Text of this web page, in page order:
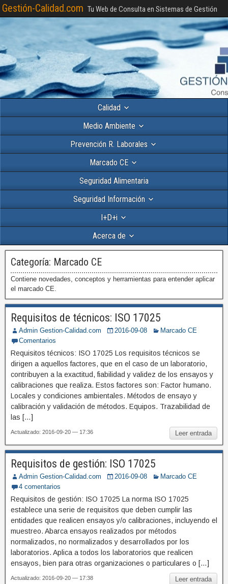
Gestión-Calidad.com Tu Web de Consulta en Sistemas de Gestión
Calidad
Medio Ambiente
Prevención R. Laborales
Marcado CE
Seguridad Alimentaria
Seguridad Información
I+D+i
Acerca de
Categoría: Marcado CE
Contiene novedades, conceptos y herramientas para entender aplicar
el marcado CE.
Requisitos de técnicos: ISO 17025
Admin Gestion-Calidad.com 2016-09-08
Marcado CE
Comentarios
Requisitos técnicos: ISO 17025 Los requisitos técnicos se
dirigen a aquellos factores, que en el caso de un laboratorio,
contribuyen a la exactitud, fiabilidad y validez de los ensayos y
calibraciones que realiza. Estos factores son: Factor humano.
Locales y condiciones ambientales. Métodos de ensayo y
calibración y validación de métodos. Equipos. Trazabilidad de
las […]
Leer entrada
Actualizado: 2016-09-20 — 17:36
Requisitos de gestión: ISO 17025
Admin Gestion-Calidad.com 2016-09-08
Marcado CE
4 comentarios
Requisitos de gestión: ISO 17025 La norma ISO 17025
establece una serie de requisitos que deben cumplir las
entidades que realicen ensayos y/o calibraciones, incluyendo el
muestreo. Abarca ensayos realizados por métodos
normalizados, no normalizados y desarrollados por los
laboratorios. Aplica a todos los laboratorios que realicen
ensayos, bien para otras organizaciones o particulares o […]
Leer entrada
Actualizado: 2016-09-20 — 17:38